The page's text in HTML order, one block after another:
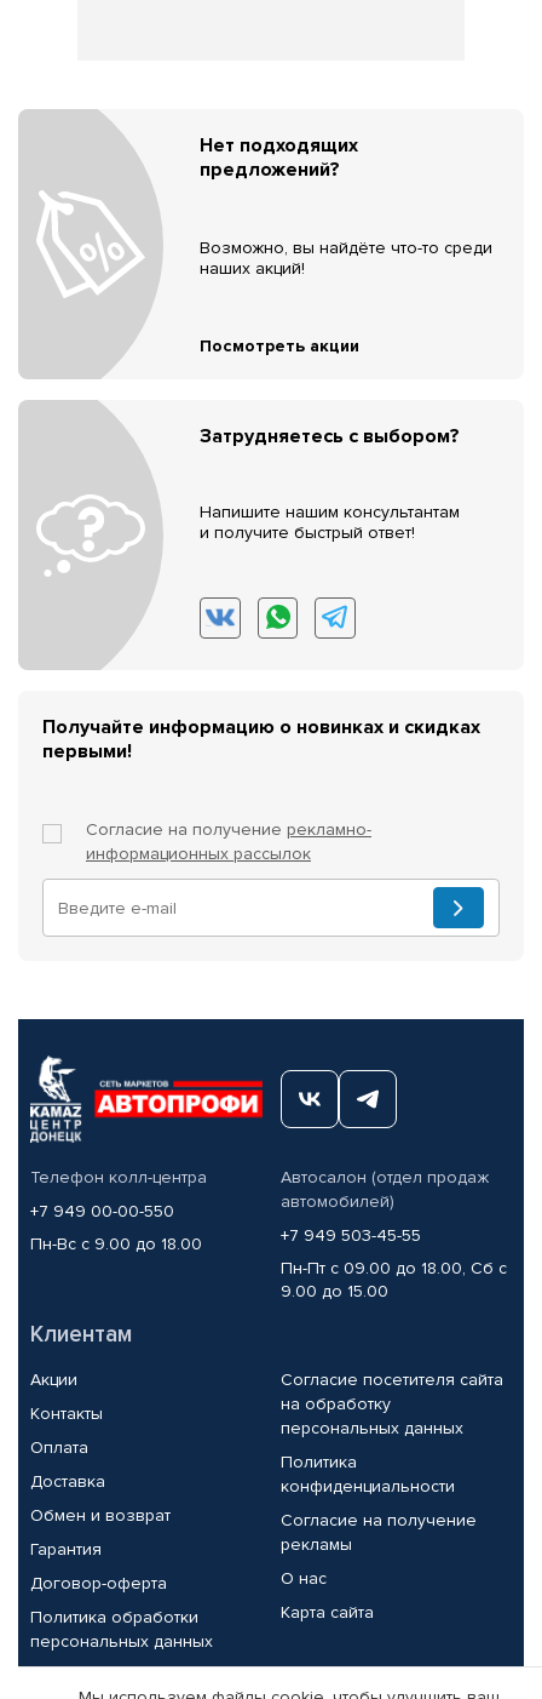
Нет подходящих
предложений?
Возможно, вы найдёте что-то среди
наших акций!
Посмотреть акции
Затрудняетесь с выбором?
Напишите нашим консультантам
и получите быстрый ответ!
Получайте информацию о новинках и скидках
первыми!
Согласие на получение рекламно-
информационных рассылок
Телефон колл-центра
+7 949 00-00-550
Пн-Вс с 9.00 до 18.00
Автосалон (отдел продаж
автомобилей)
+7 949 503-45-55
Пн-Пт с 09.00 до 18.00, Сб с
9.00 до 15.00
Клиентам
Акции
Контакты
Оплата
Доставка
Обмен и возврат
Гарантия
Договор-оферта
Политика обработки
персональных данных
Согласие посетителя сайта
на обработку
персональных данных
Политика
конфиденциальности
Согласие на получение
рекламы
О нас
Карта сайта